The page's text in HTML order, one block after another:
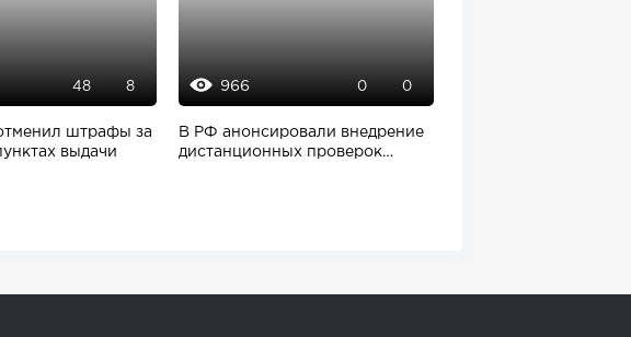
48 8
штрафы за
выдачи
966 0 0
В РФ анонсировали внедрение
дистанционных проверок